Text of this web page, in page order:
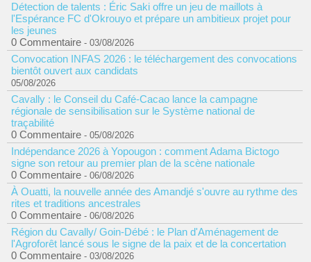
Détection de talents : Éric Saki offre un jeu de maillots à
l'Espérance FC d'Okrouyo et prépare un ambitieux projet pour
les jeunes
0 Commentaire - 03/08/2026
Convocation INFAS 2026 : le téléchargement des convocations
bientôt ouvert aux candidats
05/08/2026
Cavally : le Conseil du Café-Cacao lance la campagne
régionale de sensibilisation sur le Système national de
traçabilité
0 Commentaire - 05/08/2026
Indépendance 2026 à Yopougon : comment Adama Bictogo
signe son retour au premier plan de la scène nationale
0 Commentaire - 06/08/2026
À Ouatti, la nouvelle année des Amandjé s'ouvre au rythme des
rites et traditions ancestrales
0 Commentaire - 06/08/2026
Région du Cavally/ Goin-Débé : le Plan d'Aménagement de
l'Agroforêt lancé sous le signe de la paix et de la concertation
0 Commentaire - 03/08/2026